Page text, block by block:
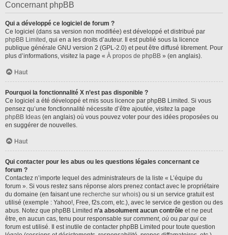
Concernant phpBB
Qui a développé ce logiciel de forum ?
Ce logiciel (dans sa version non modifiée) est développé et distribué par
phpBB Limited , qui en a les droits d’auteur. Il est publié sous la licence
publique générale GNU version 2 (GPL-2.0) et peut être diffusé librement. Pour
plus d’informations, visitez la page « À propos de phpBB » (en anglais).
Haut
Pourquoi la fonctionnalité X n’est pas disponible ?
Ce logiciel a été développé et mis sous licence par phpBB Limited. Si vous
pensez qu’une fonctionnalité nécessite d’être ajoutée, visitez la page
phpBB Ideas (en anglais) où vous pouvez voter pour des idées proposées ou
en suggérer de nouvelles.
Haut
Qui contacter pour les abus ou les questions légales concernant ce
forum ?
Contactez n’importe lequel des administrateurs de la liste « L’équipe du
forum ». Si vous restez sans réponse alors prenez contact avec le propriétaire
du domaine (en faisant une recherche sur whois) ou si un service gratuit est
utilisé (exemple : Yahoo!, Free, f2s.com, etc.), avec le service de gestion ou des
abus. Notez que phpBB Limited n’a absolument aucun contrôle et ne peut
être, en aucun cas, tenu pour responsable sur comment, où ou par qui ce
forum est utilisé. Il est inutile de contacter phpBB Limited pour toute question